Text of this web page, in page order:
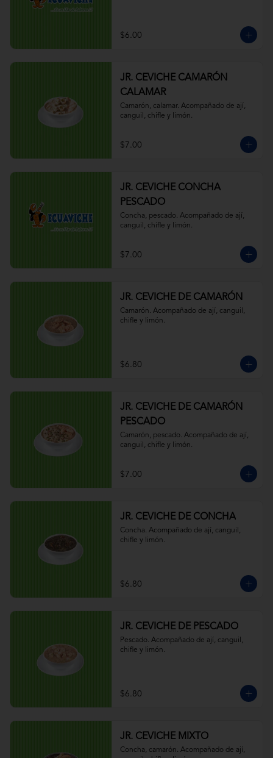
$6.00
JR. CEVICHE CAMARÓN
CALAMAR
Camarón, calamar. Acompañado de ají,
canguil, chifle y limón.
$7.00
JR. CEVICHE CONCHA
PESCADO
Concha, pescado. Acompañado de ají,
canguil, chifle y limón.
$7.00
JR. CEVICHE DE CAMARÓN
Camarón. Acompañado de ají, canguil,
chifle y limón.
$6.80
JR. CEVICHE DE CAMARÓN
PESCADO
Camarón, pescado. Acompañado de ají,
canguil, chifle y limón.
$7.00
JR. CEVICHE DE CONCHA
Concha. Acompañado de ají, canguil,
chifle y limón.
$6.80
JR. CEVICHE DE PESCADO
Pescado. Acompañado de ají, canguil,
chifle y limón.
$6.80
JR. CEVICHE MIXTO
Concha, camarón. Acompañado de ají,